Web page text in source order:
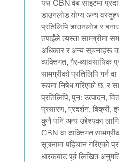
यस CBN वेब साइटमा
डाउनलोड योग्य अन्य
प्रतिलिपि डाउनलोड र
तपाईंले त्यस्ता सामग्रीमा
अधिकार र अन्य सूचनाहरू
व्यक्तिगत, गैर-व्यावसायिक
सामग्रीको प्रतिलिपि गर्न
रूपमा निषेध गरिएको छ, र
प्रतिलिपि, पुन: उत्पादन,
प्रसारण, प्रदर्शन, बिक्री,
कुनै पनि अन्य उद्देश्यका
CBN वा व्यक्तिगत
सूचनामा पहिचान गरिएको
धारकबाट पूर्व लिखित